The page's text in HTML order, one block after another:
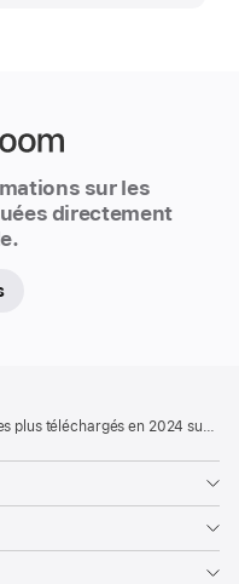
sur les
directement
en 2024 sur l’App Store